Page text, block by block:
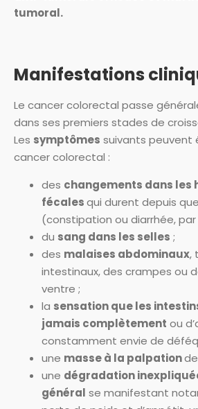
tumoral.
Manifestations
Le cancer colorectal passe
dans ses premiers stades de
Les symptômes suivants peuvent
cancer colorectal :
des changements dans les
fécalesqui durent depuis
(constipation ou diarrhée,
du sang dans les selles ;
des malaises abdominaux,
intestinaux, des crampes ou
ventre ;
la sensation que les
jamais complètement ou
constamment envie de
une masse à la palpationde
une dégradation
général se manifestant